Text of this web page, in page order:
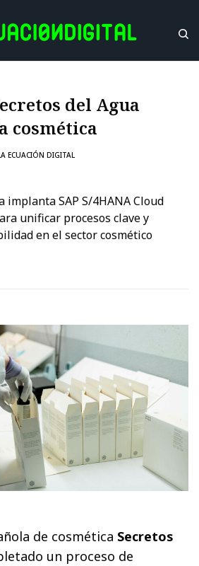
del Agua
cosmética
ECUACIÓN DIGITAL
implanta SAP S/4HANA Cloud
unificar procesos clave y
en el sector cosmético
de cosmética Secretos
un proceso de